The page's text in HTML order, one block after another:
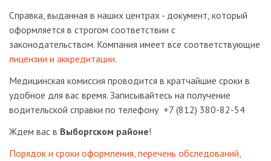
Справка, выданная в наших центрах - документ, который
оформляется в строгом соответствии с
законодательством. Компания имеет все соответствующие
лицензии и аккредитации.
Медицинская комиссия проводится в кратчайшие сроки в
удобное для вас время. Записывайтесь на получение
водительской справки по телефону +7 (812) 380-82-54
Ждем вас в Выборгском районе!
Порядок и сроки оформления, перечень обследований,